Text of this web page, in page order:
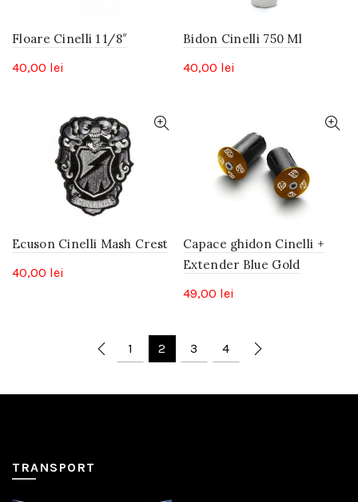
Floare Cinelli 1 1/8″
40,00 lei
Bidon Cinelli 750 Ml
40,00 lei
Ecuson Cinelli Mash Crest
40,00 lei
Capace ghidon Cinelli +
Extender Blue Gold
49,00 lei
1 2 3 4
TRANSPORT